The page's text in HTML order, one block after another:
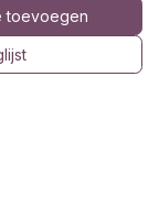
toevoegen